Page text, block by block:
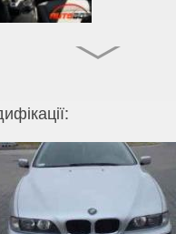
Coupe
E90, E91, E92, E93
E93
F30, F31, F36